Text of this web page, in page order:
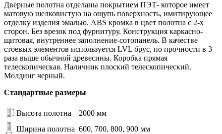
Дверные полотна отделаны покрытием ПЭТ- которое имеет
матовую шелковистую на ощупь поверхность, имитирующее
отделку изделия эмалью. ABS кромка в цвет полотна с 2-х
сторон. Без врезок под фурнитуру. Конструкция каркасно-
щитовая, внутреннее заполнение-сотопанель. В качестве
стоевых элементов используется LVL брус, по прочности в 3
раза выше обычной древесины. Коробка прямая
телескопическая. Наличник плоский телескопический.
Молдинг черный.
Стандартные размеры
Высота полотна
2000 мм
Ширина полотна 600, 700, 800, 900 мм